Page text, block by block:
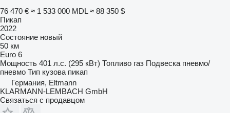
76 470 € ≈ 1 533 000 MDL ≈ 88 350 $
Пикап
2022
Состояние новый
50 км
Euro 6
Мощность 401 л.с. (295 кВт) Топливо газ Подвеска пневмо/
пневмо Тип кузова пикап
Германия, Eltmann
KLARMANN-LEMBACH GmbH
Связаться с продавцом